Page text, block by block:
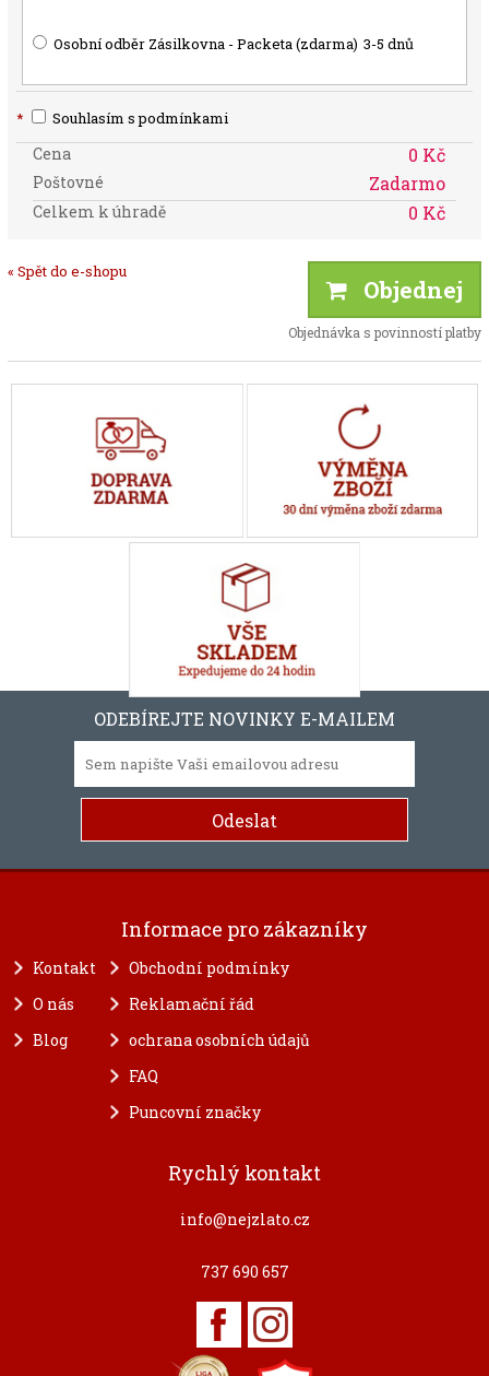
Osobní odběr Zásilkovna - Packeta (zdarma) 3-5 dnů
* Souhlasím s podmínkami
Cena 0 Kč
Poštovné Zadarmo
Celkem k úhradě 0 Kč
« Spět do e-shopu
Objednej
Objednávka s povinností platby
ODEBÍREJTE NOVINKY E-MAILEM
Informace pro zákazníky
Kontakt
O nás
Blog
Obchodní podmínky
Reklamační řád
ochrana osobních údajů
FAQ
Puncovní značky
Rychlý kontakt
info@nejzlato.cz
737 690 657